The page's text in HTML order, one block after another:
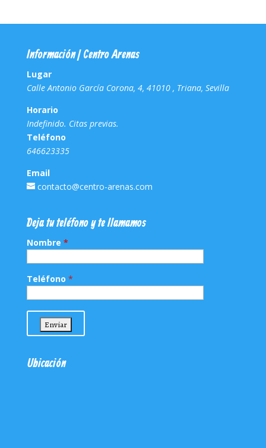
Información | Centro Arenas
Lugar
Calle Antonio García Corona, 4, 41010 , Triana, Sevilla
Horario
Indefinido. Citas previas.
Teléfono
646623335
Email
contacto@centro-arenas.com
Deja tu teléfono y te llamamos
Nombre *
Teléfono *
Ubicación